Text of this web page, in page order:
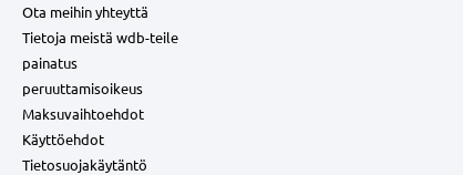
Ota meihin yhteyttä
Tietoja meistä wdb-teile
painatus
peruuttamisoikeus
Maksuvaihtoehdot
Käyttöehdot
Tietosuojakäytäntö